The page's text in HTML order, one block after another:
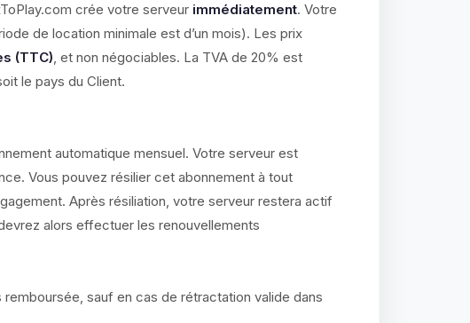
crée votre serveur immédiatement. Votre
de location minimale est d’un mois). Les prix
(TTC), et non négociables. La TVA de 20% est
le pays du Client.
automatique mensuel. Votre serveur est
Vous pouvez résilier cet abonnement à tout
Après résiliation, votre serveur restera actif
alors effectuer les renouvellements
sauf en cas de rétractation valide dans